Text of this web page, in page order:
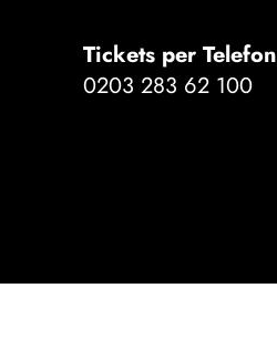
Tickets per Telefon
0203 283 62 100